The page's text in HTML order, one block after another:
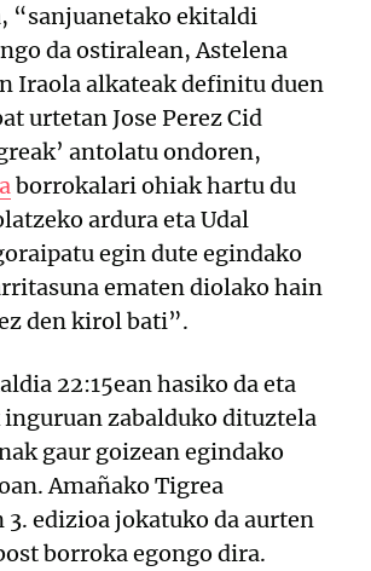
“sanjuanetako ekitaldi
da ostiralean, Astelena
Iraola alkateak definitu duen
urtetan Jose Perez Cid
antolatu ondoren,
borrokalari ohiak hartu du
ardura eta Udal
egin dute egindako
ematen diolako hain
den kirol bati”.
22:15ean hasiko da eta
inguruan zabalduko dituztela
gaur goizean egindako
Amañako Tigrea
edizioa jokatuko da aurten
borroka egongo dira.